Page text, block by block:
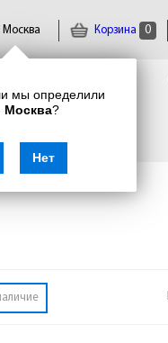
Корзина 0
мы определили
Москва?
Нет
Москва